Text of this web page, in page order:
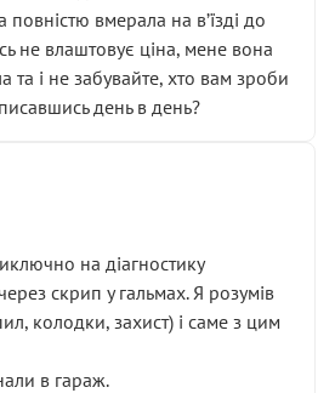
вмерала на вʼїзді до
не влаштовує ціна, мене вона
та і не забувайте, хто вам зроби
день в день?
на діагностику
скрип у гальмах. Я розумів
колодки, захист) і саме з цим
в гараж.